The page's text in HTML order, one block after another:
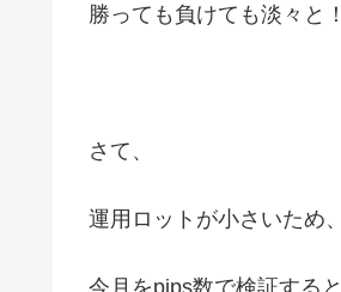
勝っても負けても淡々と！
さて、
運用ロットが小さいため